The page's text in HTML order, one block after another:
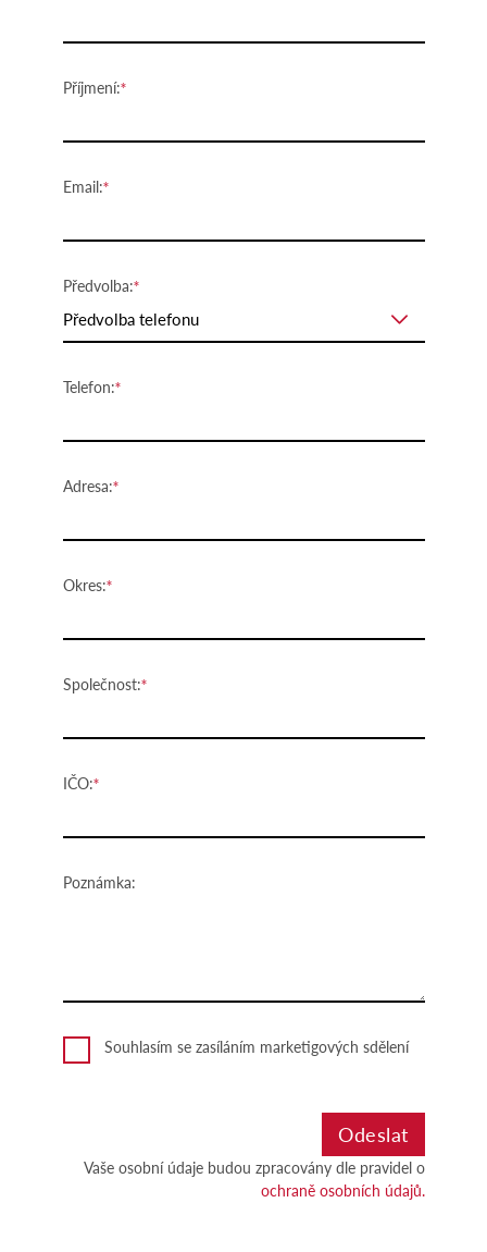
Příjmení:
Email:
Předvolba:
Předvolba telefonu
Telefon:
Adresa:
Okres:
Společnost:
IČO:
Poznámka:
Souhlasím se zasíláním marketigových sdělení
Vaše osobní údaje budou zpracovány dle pravidel o
ochraně osobních údajů.